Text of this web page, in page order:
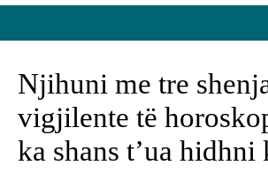
Njihuni me tre
vigjilente të
ka shans t’ua hidhni